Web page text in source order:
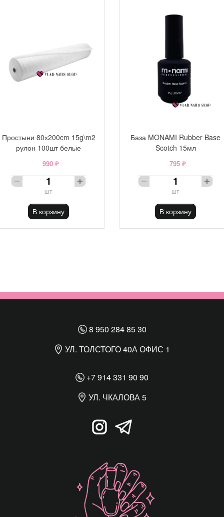
Простыни 80х200cm 15g\m2
рулон 100шт белые
990 ₽
шт
В корзину
База MONAMI Rubber Base
Scotch 15мл
795 ₽
шт
В корзину
8 950 284 85 30
УЛ. ТОЛСТОГО 40А ОФИС 1
+7 914 331 90 90
УЛ. ЧКАЛОВА 5